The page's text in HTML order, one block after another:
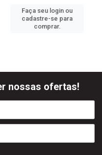
Faça seu login ou
cadastre-se para
comprar.
nossas ofertas!